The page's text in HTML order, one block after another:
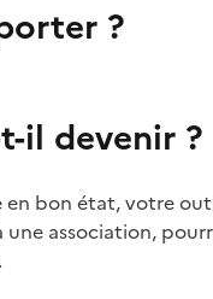
?
il devenir ?
en bon état, votre
une association,